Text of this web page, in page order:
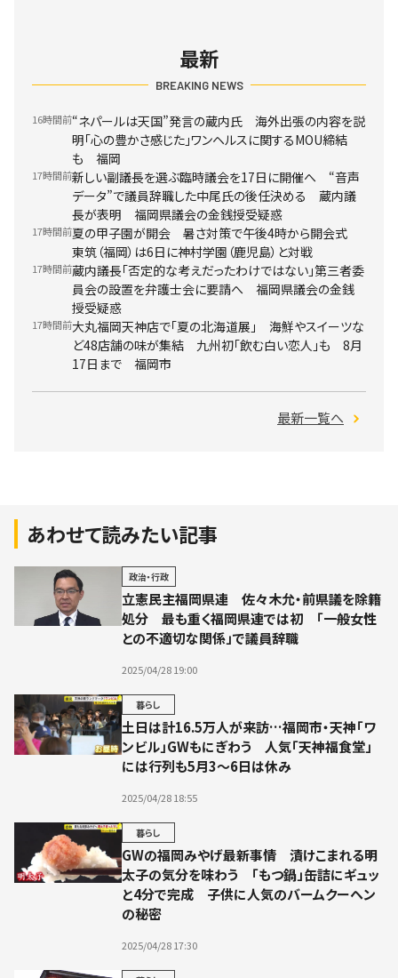
最新
BREAKING NEWS
16時間前“ネパールは天国”発言の蔵内氏 海外出張の内容を説
明「心の豊かさ感じた」ワンヘルスに関するMOU締結
も 福岡
17時間前新しい副議長を選ぶ臨時議会を17日に開催へ “音声
データ”で議員辞職した中尾氏の後任決める 蔵内議
長が表明 福岡県議会の金銭授受疑惑
17時間前夏の甲子園が開会 暑さ対策で午後4時から開会式
東筑（福岡）は6日に神村学園（鹿児島）と対戦
17時間前蔵内議長「否定的な考えだったわけではない」第三者委
員会の設置を弁護士会に要請へ 福岡県議会の金銭
授受疑惑
17時間前大丸福岡天神店で「夏の北海道展」 海鮮やスイーツな
ど48店舗の味が集結 九州初「飲む白い恋人」も 8月
17日まで 福岡市
最新一覧へ
あわせて読みたい記事
政治・行政
立憲民主福岡県連 佐々木允・前県議を除籍
処分 最も重く福岡県連では初 「一般女性
との不適切な関係」で議員辞職
2025/04/28 19:00
暮らし
土日は計16.5万人が来訪…福岡市・天神「ワ
ンビル」GWもにぎわう 人気「天神福食堂」
には行列も5月3～6日は休み
2025/04/28 18:55
暮らし
GWの福岡みやげ最新事情 漬けこまれる明
太子の気分を味わう 「もつ鍋」缶詰にギュッ
と4分で完成 子供に人気のバームクーヘン
の秘密
2025/04/28 17:30